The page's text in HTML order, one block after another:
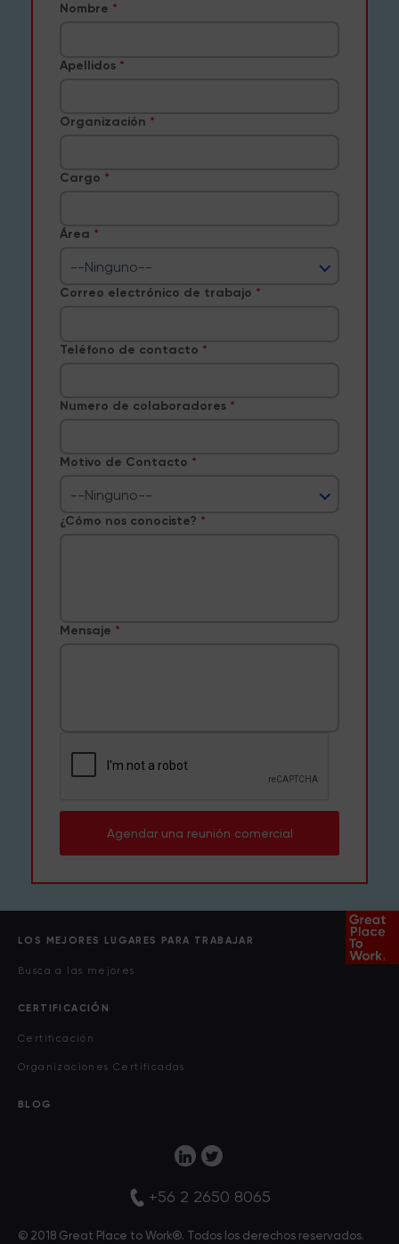
Nombre
Apellidos
Organización
Cargo
Área
--Ninguno--
Correo electrónico de trabajo
Teléfono de contacto
Numero de colaboradores
Motivo de Contacto
--Ninguno--
¿Cómo nos conociste?
Mensaje
Agendar una reunión comercial
LOS MEJORES LUGARES PARA TRABAJAR
Busca a las mejores
CERTIFICACIÓN
Certificación
Organizaciones Certificadas
BLOG
+56 2 2650 8065
© 2018 Great Place to Work®. Todos los derechos reservados.